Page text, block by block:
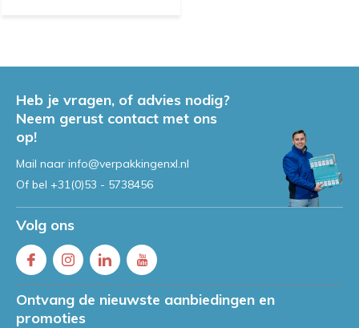
Heb je vragen, of advies nodig?
Neem gerust contact met ons
op!
Mail naar info@verpakkingenxl.nl
Of bel +31(0)53 - 5738456
Volg ons
Ontvang de nieuwste aanbiedingen en
promoties